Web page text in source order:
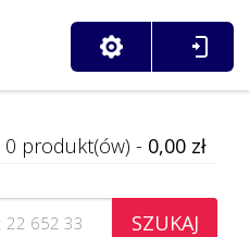
0 produkt(ów) - 0,00 zł
SZUKAJ